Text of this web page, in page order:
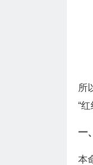
所
“
一
本